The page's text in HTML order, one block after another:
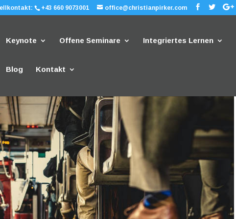
+43 660 9073001 office@christianpirker.com
Keynote Offene Seminare Integriertes Lernen
Blog Kontakt